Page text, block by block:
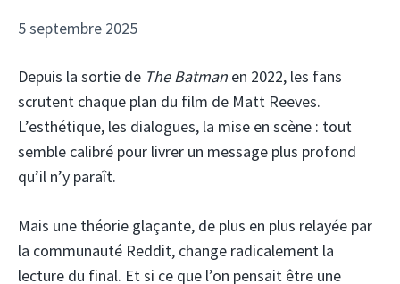
5 septembre 2025
Depuis la sortie de The Batman en 2022, les fans
scrutent chaque plan du film de Matt Reeves.
L’esthétique, les dialogues, la mise en scène : tout
semble calibré pour livrer un message plus profond
qu’il n’y paraît.
Mais une théorie glaçante, de plus en plus relayée par
la communauté Reddit, change radicalement la
lecture du final. Et si ce que l’on pensait être une